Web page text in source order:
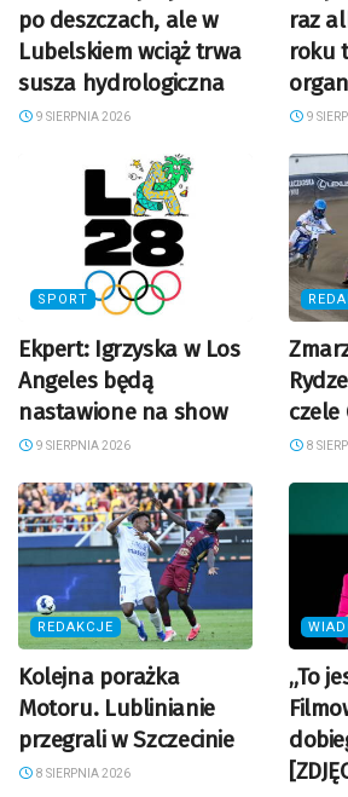
po deszczach, ale w
Lubelskiem wciąż trwa
susza hydrologiczna
9 SIERPNIA 2026
raz
roku
9
SPORT
Ekpert: Igrzyska w Los
Angeles będą
nastawione na show
9 SIERPNIA 2026
czele
8
REDAKCJE
Kolejna porażka
Motoru. Lublinianie
przegrali w Szczecinie
8 SIERPNIA 2026
„To